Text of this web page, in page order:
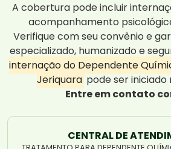
A cobertura pode incluir
acompanhamento
Verifique com seu convênio e
especializado, humanizado e
internação do Dependente
Jeriquara pode ser
Entre em contato
CENTRAL DE